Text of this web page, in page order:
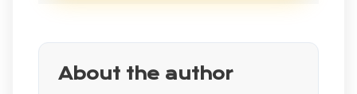
About the author